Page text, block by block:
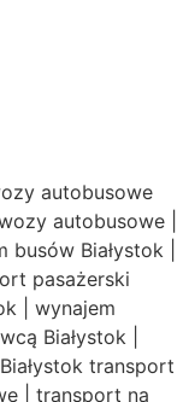
autobusowe
autobusowe |
Białystok |
pasażerski
| wynajem
Białystok |
transport
| transport na